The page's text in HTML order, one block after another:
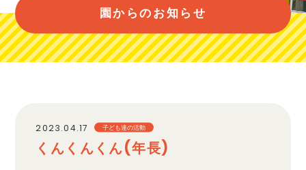
バス経路
プライバシーポリシー
園からのお知らせ
2023.04.17 子ども達の活動
くんくんくん(年長)